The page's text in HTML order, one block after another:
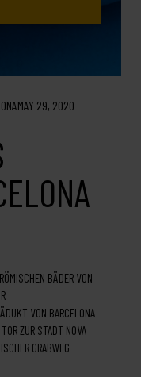
MAY 29, 2020
BÄDER VON
VON BARCELONA
ZUR STADT NOVA
GRABWEG